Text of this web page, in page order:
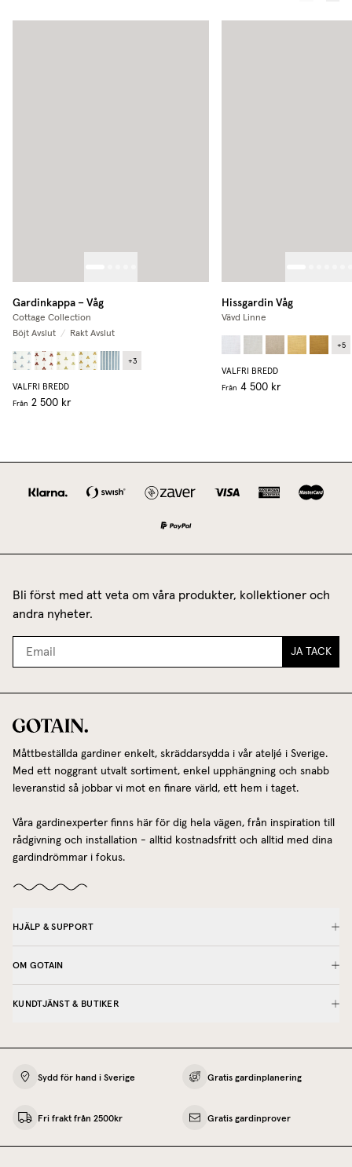
Gardinkappa – Våg
Cottage Collection
Böjt Avslut / Rakt Avslut
+3
VALFRI BREDD
Från 2 500 kr
Hissgardin Våg
Vävd Linne
+5
VALFRI BREDD
Från 4 500 kr
Bli först med att veta om våra produkter, kollektioner och
andra nyheter.
JA TACK
Måttbeställda gardiner enkelt, skräddarsydda i vår ateljé i Sverige.
Med ett noggrant utvalt sortiment, enkel upphängning och snabb
leveranstid så jobbar vi mot en finare värld, ett hem i taget.
Våra gardinexperter finns här för dig hela vägen, från inspiration till
rådgivning och installation - alltid kostnadsfritt och alltid med dina
gardindrömmar i fokus.
HJÄLP & SUPPORT
OM GOTAIN
KUNDTJÄNST & BUTIKER
Sydd för hand i Sverige Gratis gardinplanering
Fri frakt från 2500kr Gratis gardinprover